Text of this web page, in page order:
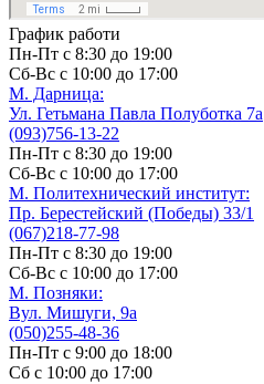
График работи
Пн-Пт с 8:30 до 19:00
Сб-Вс с 10:00 до 17:00
М. Дарницa:
Ул. Гетьмана Павла Полуботка 7а
(093)756-13-22
Пн-Пт с 8:30 до 19:00
Сб-Вс с 10:00 до 17:00
М. Политехнический институт:
Пр. Берестейский (Победы) 33/1
(067)218-77-98
Пн-Пт с 8:30 до 19:00
Сб-Вс с 10:00 до 17:00
М. Позняки:
Вул. Мишуги, 9а
(050)255-48-36
Пн-Пт с 9:00 до 18:00
Сб с 10:00 до 17:00